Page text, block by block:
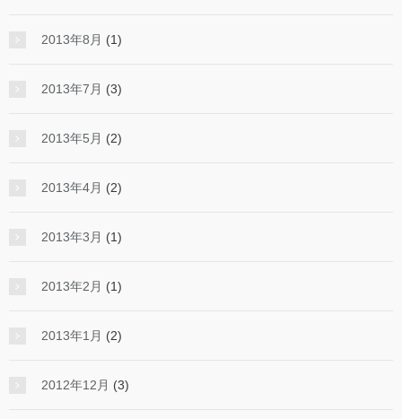
2013年8月 (1)
2013年7月 (3)
2013年5月 (2)
2013年4月 (2)
2013年3月 (1)
2013年2月 (1)
2013年1月 (2)
2012年12月 (3)